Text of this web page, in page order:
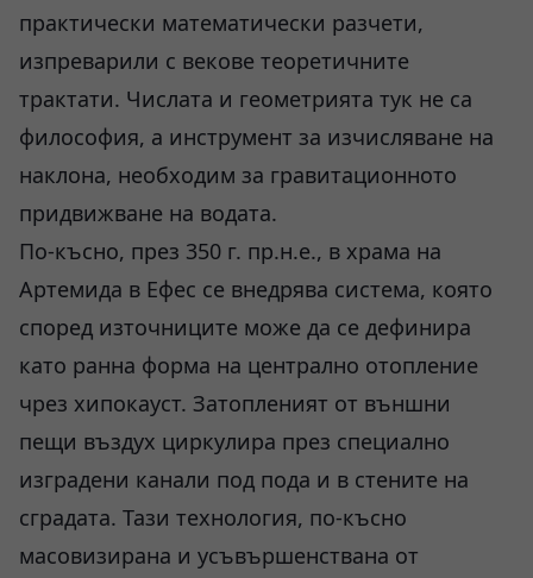
практически математически разчети,
изпреварили с векове теоретичните
трактати. Числата и геометрията тук не са
философия, а инструмент за изчисляване на
наклона, необходим за гравитационното
придвижване на водата.
По-късно, през 350 г. пр.н.е., в храма на
Артемида в Ефес се внедрява система, която
според източниците може да се дефинира
като ранна форма на централно отопление
чрез хипокауст. Затопленият от външни
пещи въздух циркулира през специално
изградени канали под пода и в стените на
сградата. Тази технология, по-късно
масовизирана и усъвършенствана от